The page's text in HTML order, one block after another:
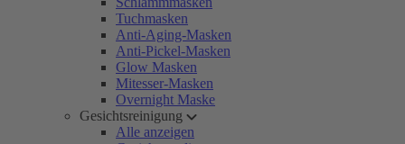
Tuchmasken
Anti-Aging-Masken
Anti-Pickel-Masken
Glow Masken
Mitesser-Masken
Overnight Maske
Gesichtsreinigung
Alle anzeigen